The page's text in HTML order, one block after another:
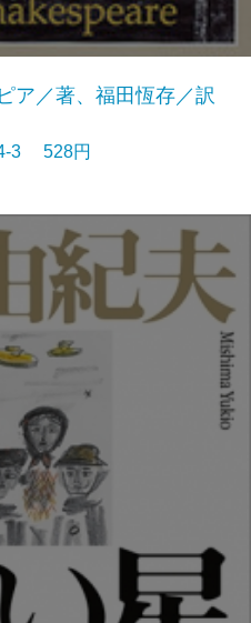
ア／著、福田恆存／訳
3 528円